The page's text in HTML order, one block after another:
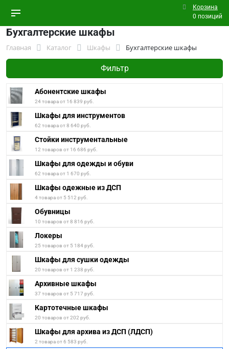
Корзина
0 позиций
Бухгалтерские шкафы
Главная Каталог Шкафы Бухгалтерские шкафы
Фильтр
Абонентские шкафы
24 товара от 16 839 руб.
Шкафы для инструментов
62 товара от 8 640 руб.
Стойки инструментальные
12 товаров от 16 686 руб.
Шкафы для одежды и обуви
62 товара от 1 670 руб.
Шкафы одежные из ДСП
4 товара от 5 512 руб.
Обувницы
10 товаров от 8 816 руб.
Локеры
25 товаров от 5 184 руб.
Шкафы для сушки одежды
20 товаров от 1 238 руб.
Архивные шкафы
37 товаров от 5 717 руб.
Картотечные шкафы
20 товаров от 202 руб.
Шкафы для архива из ДСП (ЛДСП)
2 товара от 6 583 руб.